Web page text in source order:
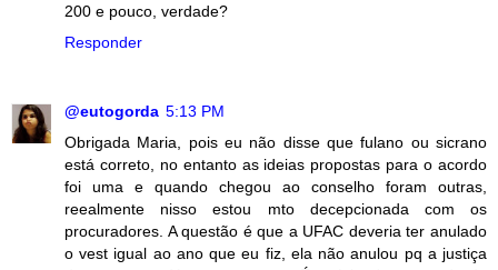
200 e pouco, verdade?
Responder
@eutogorda 5:13 PM
Obrigada Maria, pois eu não disse que fulano ou sicrano
está correto, no entanto as ideias propostas para o acordo
foi uma e quando chegou ao conselho foram outras,
reealmente nisso estou mto decepcionada com os
procuradores. A questão é que a UFAC deveria ter anulado
o vest igual ao ano que eu fiz, ela não anulou pq a justiça